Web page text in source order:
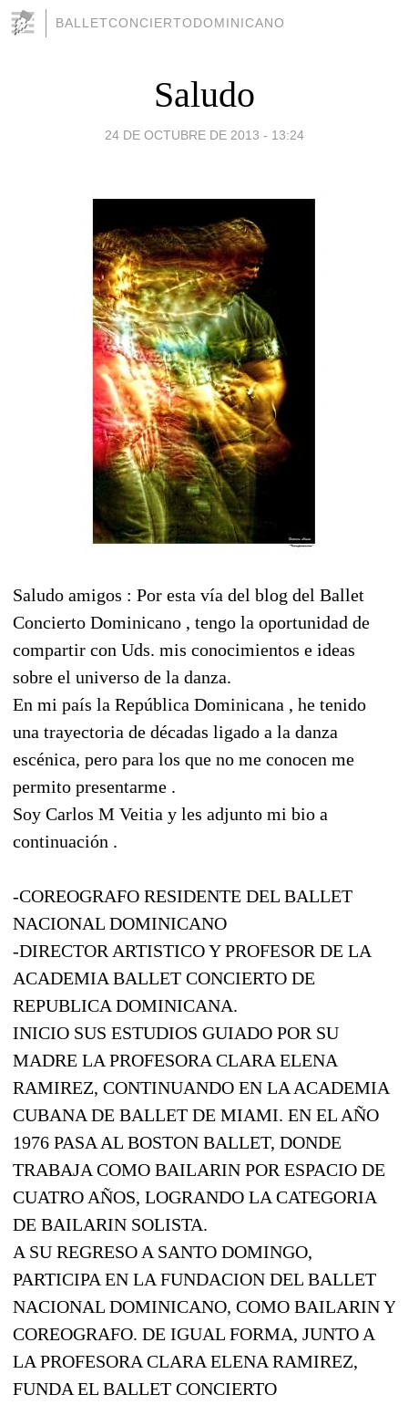
BALLETCONCIERTODOMINICANO
Saludo
24 DE OCTUBRE DE 2013 - 13:24
Saludo amigos : Por esta vía del blog del Ballet
Concierto Dominicano , tengo la oportunidad de
compartir con Uds. mis conocimientos e ideas
sobre el universo de la danza.
En mi país la República Dominicana , he tenido
una trayectoria de décadas ligado a la danza
escénica, pero para los que no me conocen me
permito presentarme .
Soy Carlos M Veitia y les adjunto mi bio a
continuación .
-COREOGRAFO RESIDENTE DEL BALLET
NACIONAL DOMINICANO
-DIRECTOR ARTISTICO Y PROFESOR DE LA
ACADEMIA BALLET CONCIERTO DE
REPUBLICA DOMINICANA.
INICIO SUS ESTUDIOS GUIADO POR SU
MADRE LA PROFESORA CLARA ELENA
RAMIREZ, CONTINUANDO EN LA ACADEMIA
CUBANA DE BALLET DE MIAMI. EN EL AÑO
1976 PASA AL BOSTON BALLET, DONDE
TRABAJA COMO BAILARIN POR ESPACIO DE
CUATRO AÑOS, LOGRANDO LA CATEGORIA
DE BAILARIN SOLISTA.
A SU REGRESO A SANTO DOMINGO,
PARTICIPA EN LA FUNDACION DEL BALLET
NACIONAL DOMINICANO, COMO BAILARIN Y
COREOGRAFO. DE IGUAL FORMA, JUNTO A
LA PROFESORA CLARA ELENA RAMIREZ,
FUNDA EL BALLET CONCIERTO